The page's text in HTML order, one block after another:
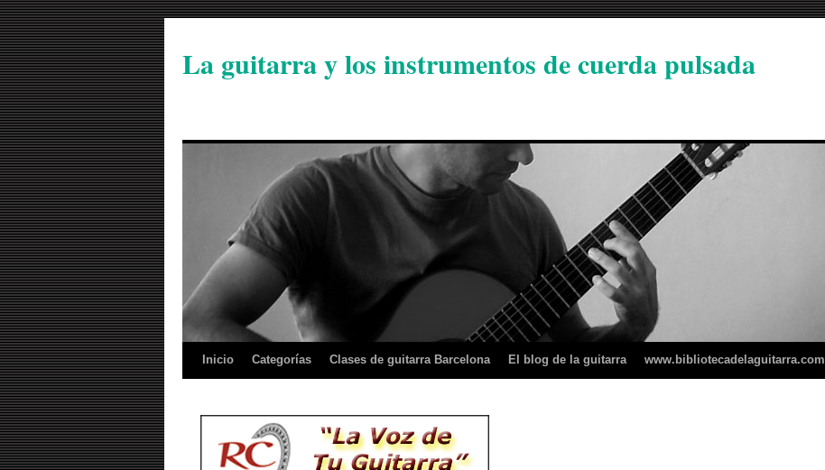
La guitarra y los instrumentos de cuerda pulsada
Inicio Categorías Clases de guitarra Barcelona El blog de la guitarra www.bibliotecadelaguitarra.com